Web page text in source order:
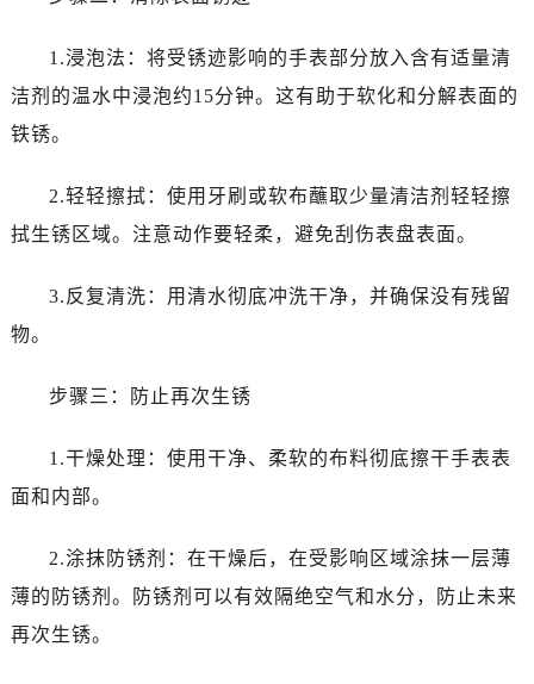
1.浸泡法：将受锈迹影响的手表部分放入含有适量清
洁剂的温水中浸泡约15分钟。这有助于软化和分解表面的
铁锈。
2.轻轻擦拭：使用牙刷或软布蘸取少量清洁剂轻轻擦
拭生锈区域。注意动作要轻柔，避免刮伤表盘表面。
3.反复清洗：用清水彻底冲洗干净，并确保没有残留
物。
步骤三：防止再次生锈
1.干燥处理：使用干净、柔软的布料彻底擦干手表表
面和内部。
2.涂抹防锈剂：在干燥后，在受影响区域涂抹一层薄
薄的防锈剂。防锈剂可以有效隔绝空气和水分，防止未来
再次生锈。